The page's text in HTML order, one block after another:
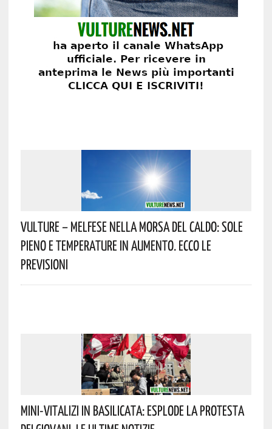
Vulture – Melfese Nella Morsa Del Caldo: Sole
Pieno E Temperature In Aumento. Ecco Le
Previsioni
Mini-Vitalizi In Basilicata: Esplode La Protesta